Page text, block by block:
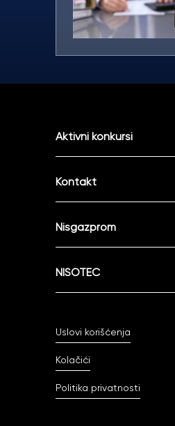
Aktivni konkursi
Kontakt
Nisgazprom
NISOTEC
Uslovi korišćenja
Kolačići
Politika privatnosti